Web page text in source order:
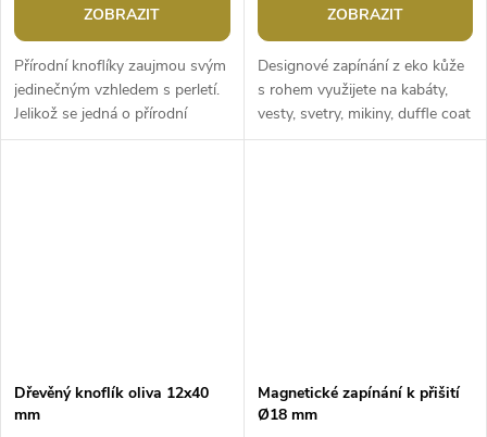
ZOBRAZIT
Přírodní knoflíky zaujmou svým
jedinečným vzhledem s perletí.
Jelikož se jedná o přírodní
materiál, je každý knoflík
ZOBRAZIT
Designové zapínání z eko kůže
s rohem využijete na kabáty,
vesty, svetry, mikiny, duffle coat
apod.
Dřevěný knoflík oliva 12x40
mm
Magnetické zapínání k přišití
Ø18 mm